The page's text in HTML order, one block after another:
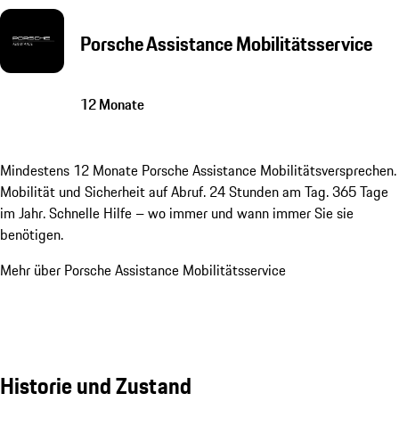
Porsche Assistance Mobilitätsservice
12 Monate
Mindestens 12 Monate Porsche Assistance Mobilitätsversprechen.
Mobilität und Sicherheit auf Abruf. 24 Stunden am Tag. 365 Tage
im Jahr. Schnelle Hilfe – wo immer und wann immer Sie sie
benötigen.
Mehr über Porsche Assistance Mobilitätsservice
Historie und Zustand